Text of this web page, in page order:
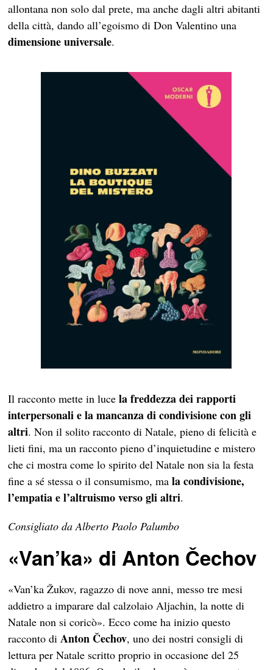
allontana non solo dal prete, ma anche dagli altri abitanti
della città, dando all’egoismo di Don Valentino una
dimensione universale.
Il racconto mette in lucela freddezza dei rapporti
interpersonali e la mancanza di condivisione con gli
altri. Non il solito racconto di Natale, pieno di felicità e
lieti fini, ma un racconto pieno d’inquietudine e mistero
che ci mostra come lo spirito del Natale non sia la festa
fine a sé stessa o il consumismo, mala condivisione,
l’empatia e l’altruismo verso gli altri.
Consigliato da Alberto Paolo Palumbo
«Van’ka» di Anton Čechov
«Van’ka Žukov, ragazzo di nove anni, messo tre mesi
addietro a imparare dal calzolaio Aljachin, la notte di
Natale non si coricò». Ecco come ha inizio questo
racconto diAnton Čechov, uno dei nostri consigli di
lettura per Natale scritto proprio in occasione del 25